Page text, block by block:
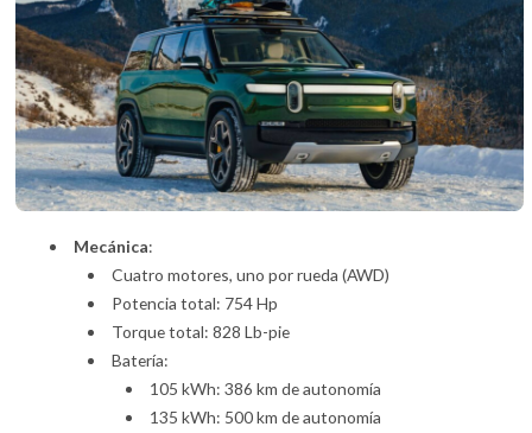
Mecánica:
Cuatro motores, uno por rueda (AWD)
Potencia total: 754 Hp
Torque total: 828 Lb-pie
Batería:
105 kWh: 386 km de autonomía
135 kWh: 500 km de autonomía